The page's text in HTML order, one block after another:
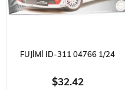
FUJIMI ID-311 04766 1/24
ÖLÇEK, MITSUBISHI LANCER
$32.42